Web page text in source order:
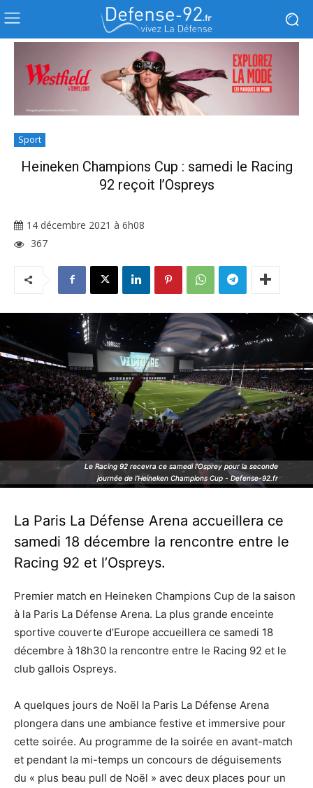
Sport
Heineken Champions Cup : samedi le Racing
92 reçoit l’Ospreys
14 décembre 2021 à 6h08
367
Le Racing 92 recevra ce samedi l’Osprey pour la seconde
journée de l’Heineken Champions Cup - Defense-92.fr
Le Racing 92 recevra ce samedi l’Osprey pour la seconde
journée de l’Heineken Champions Cup - Defense-92.fr
La Paris La Défense Arena accueillera ce
samedi 18 décembre la rencontre entre le
Racing 92 et l’Ospreys.
Premier match en Heineken Champions Cup de la saison
à la Paris La Défense Arena. La plus grande enceinte
sportive couverte d’Europe accueillera ce samedi 18
décembre à 18h30 la rencontre entre le Racing 92 et le
club gallois Ospreys.
A quelques jours de Noël la Paris La Défense Arena
plongera dans une ambiance festive et immersive pour
cette soirée. Au programme de la soirée en avant-match
et pendant la mi-temps un concours de déguisements
du « plus beau pull de Noël » avec deux places pour un